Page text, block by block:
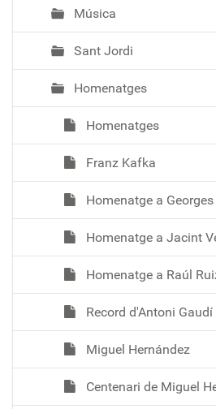
Música
Sant Jordi
Homenatges
Homenatges
Franz Kafka
Homenatge a Georges
Homenatge a Jacint
Homenatge a Raúl
Record d'Antoni Gaudí
Miguel Hernández
Centenari de Miguel